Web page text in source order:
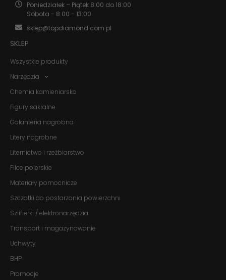
Poniedziałek – Piątek 8:00 do 18:00
Sobota - 8:00 - 13:00
sklep@topdiamond.com.pl
SKLEP
Wszystkie produkty
Narzędzia
Chemia kamieniarska
Figury sakralne
Galanteria nagrobna
Litery nagrobne
Liternictwo i rzeźbiarstwo
Filce polerskie
Materiały pomocnicze
Szczotki do postarzania powierzchni
Szlifierki / elektronarzędzia
Transport i magazynowanie
Uchwyty
BHP
Promocje